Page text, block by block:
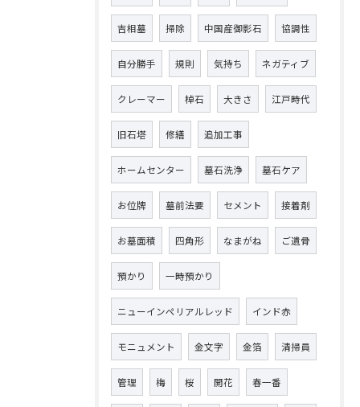
吉相墓 掃除 中国産御影石 協調性
自分勝手 規則 気持ち ネガティブ
クレーマー 棹石 大きさ 江戸時代
旧石塔 修繕 追加工事
ホームセンター 墓石洗浄 墓石ケア
お位牌 墓前法要 セメント 接着剤
お墓面積 四角形 なまがね ご遺骨
預かり 一時預かり
ニューインペリアルレッド インド赤
モニュメント 金文字 金箔 清掃員
管理 梅 桜 開花 春一番